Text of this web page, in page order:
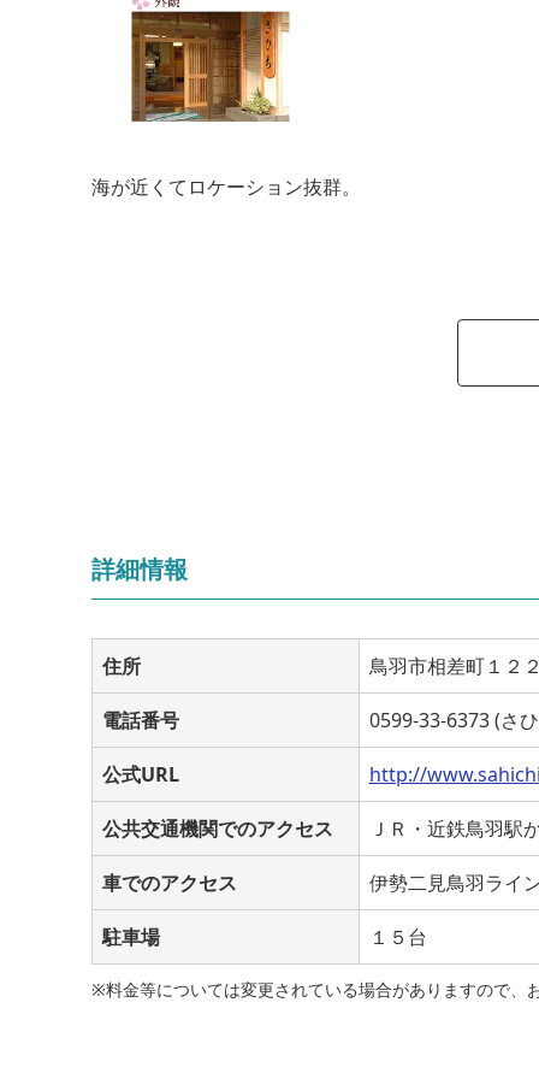
海が近くてロケーション抜群。
詳細情報
住所 鳥羽市相差町１２
電話番号 0599-33-6373 (さ
公式URL http://
公共交通機関でのアクセス ＪＲ・近鉄鳥羽駅
車でのアクセス 伊勢二見鳥羽ライ
駐車場 １５台
※料金等については変更されている場合がありますので、